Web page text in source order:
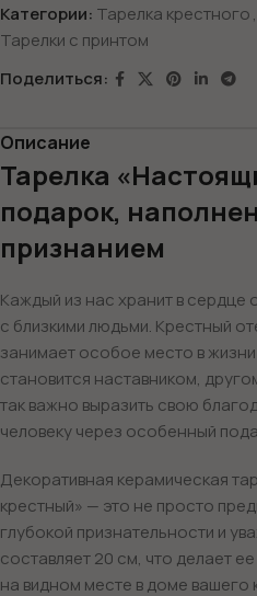
Категории: Тарелка крестного,
Тарелки с принтом
Поделиться:
Описание
Тарелка
подарок,
признанием
Каждый из нас хранит в
с близкими людьми. Крестный
занимает особое место в
становится наставником,
так важно выразить свою
человеку через особенный
Декоративная керамическая
крестный» — это не просто
глубокой признательности и
составляет 20 см, что делает
на видном месте в доме вашего